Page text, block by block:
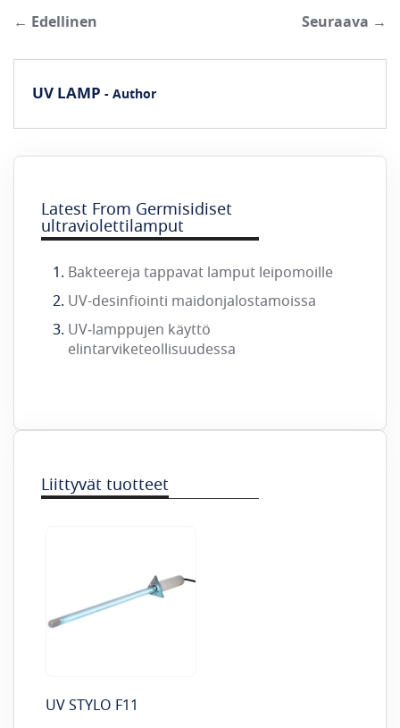
← Edellinen Seuraava →
UV LAMP - Author
Latest From Germisidiset
ultraviolettilamput
Bakteereja tappavat lamput leipomoille
UV-desinfiointi maidonjalostamoissa
UV‑lamppujen käyttö
elintarviketeollisuudessa
Liittyvät tuotteet
UV STYLO F11